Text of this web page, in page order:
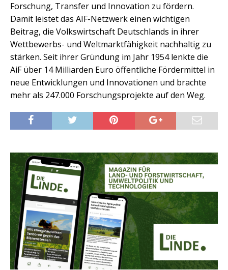
Forschung, Transfer und Innovation zu fördern.
Damit leistet das AIF-Netzwerk einen wichtigen
Beitrag, die Volkswirtschaft Deutschlands in ihrer
Wettbewerbs- und Weltmarktfähigkeit nachhaltig zu
stärken. Seit ihrer Gründung im Jahr 1954 lenkte die
AiF über 14 Milliarden Euro öffentliche Fördermittel in
neue Entwicklungen und Innovationen und brachte
mehr als 247.000 Forschungsprojekte auf den Weg.